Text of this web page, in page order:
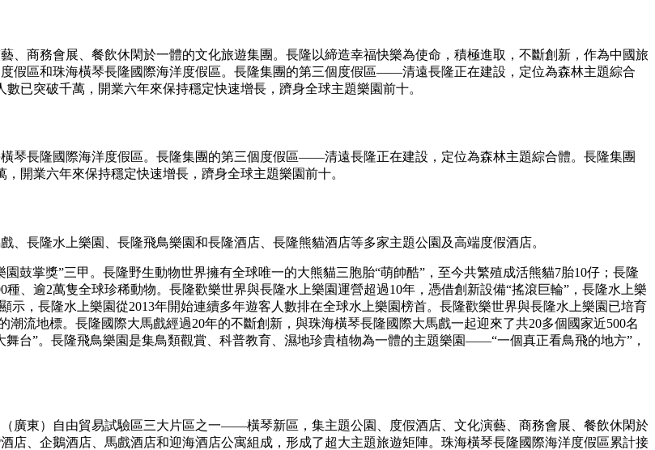
、商務會展、餐飲休閑於一體的文化旅遊集團。長隆以締造幸福快樂為使命，積極進取，不斷創新，作為中國旅
假區和珠海橫琴長隆國際海洋度假區。長隆集團的第三個度假區——清遠長隆正在建設，定位為森林主題綜合
已突破千萬，開業六年來保持穩定快速增長，躋身全球主題樂園前十。
琴長隆國際海洋度假區。長隆集團的第三個度假區——清遠長隆正在建設，定位為森林主題綜合體。長隆集團
開業六年來保持穩定快速增長，躋身全球主題樂園前十。
長隆水上樂園、長隆飛鳥樂園和長隆酒店、長隆熊貓酒店等多家主題公園及高端度假酒店。
鼓掌獎”三甲。長隆野生動物世界擁有全球唯一的大熊貓三胞胎“萌帥酷”，至今共繁殖成活熊貓7胎10仔；長隆
、逾2萬隻全球珍稀動物。長隆歡樂世界與長隆水上樂園運營超過10年，憑借創新設備“搖滾巨輪”，長隆水上樂
，長隆水上樂園從2013年開始連續多年遊客人數排在全球水上樂園榜首。長隆歡樂世界與長隆水上樂園已培育
流地標。長隆國際大馬戲經過20年的不斷創新，與珠海橫琴長隆國際大馬戲一起迎來了共20多個國家近500名
台”。長隆飛鳥樂園是集鳥類觀賞、科普教育、濕地珍貴植物為一體的主題樂園——“一個真正看鳥飛的地方”，
廣東）自由貿易試驗區三大片區之一——橫琴新區，集主題公園、度假酒店、文化演藝、商務會展、餐飲休閑於
店、企鵝酒店、馬戲酒店和迎海酒店公寓組成，形成了超大主題旅遊矩陣。珠海橫琴長隆國際海洋度假區累計接